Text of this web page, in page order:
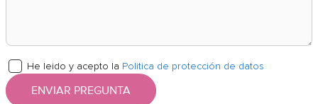
He leido y acepto la Politica de protección de datos
ENVIAR PREGUNTA